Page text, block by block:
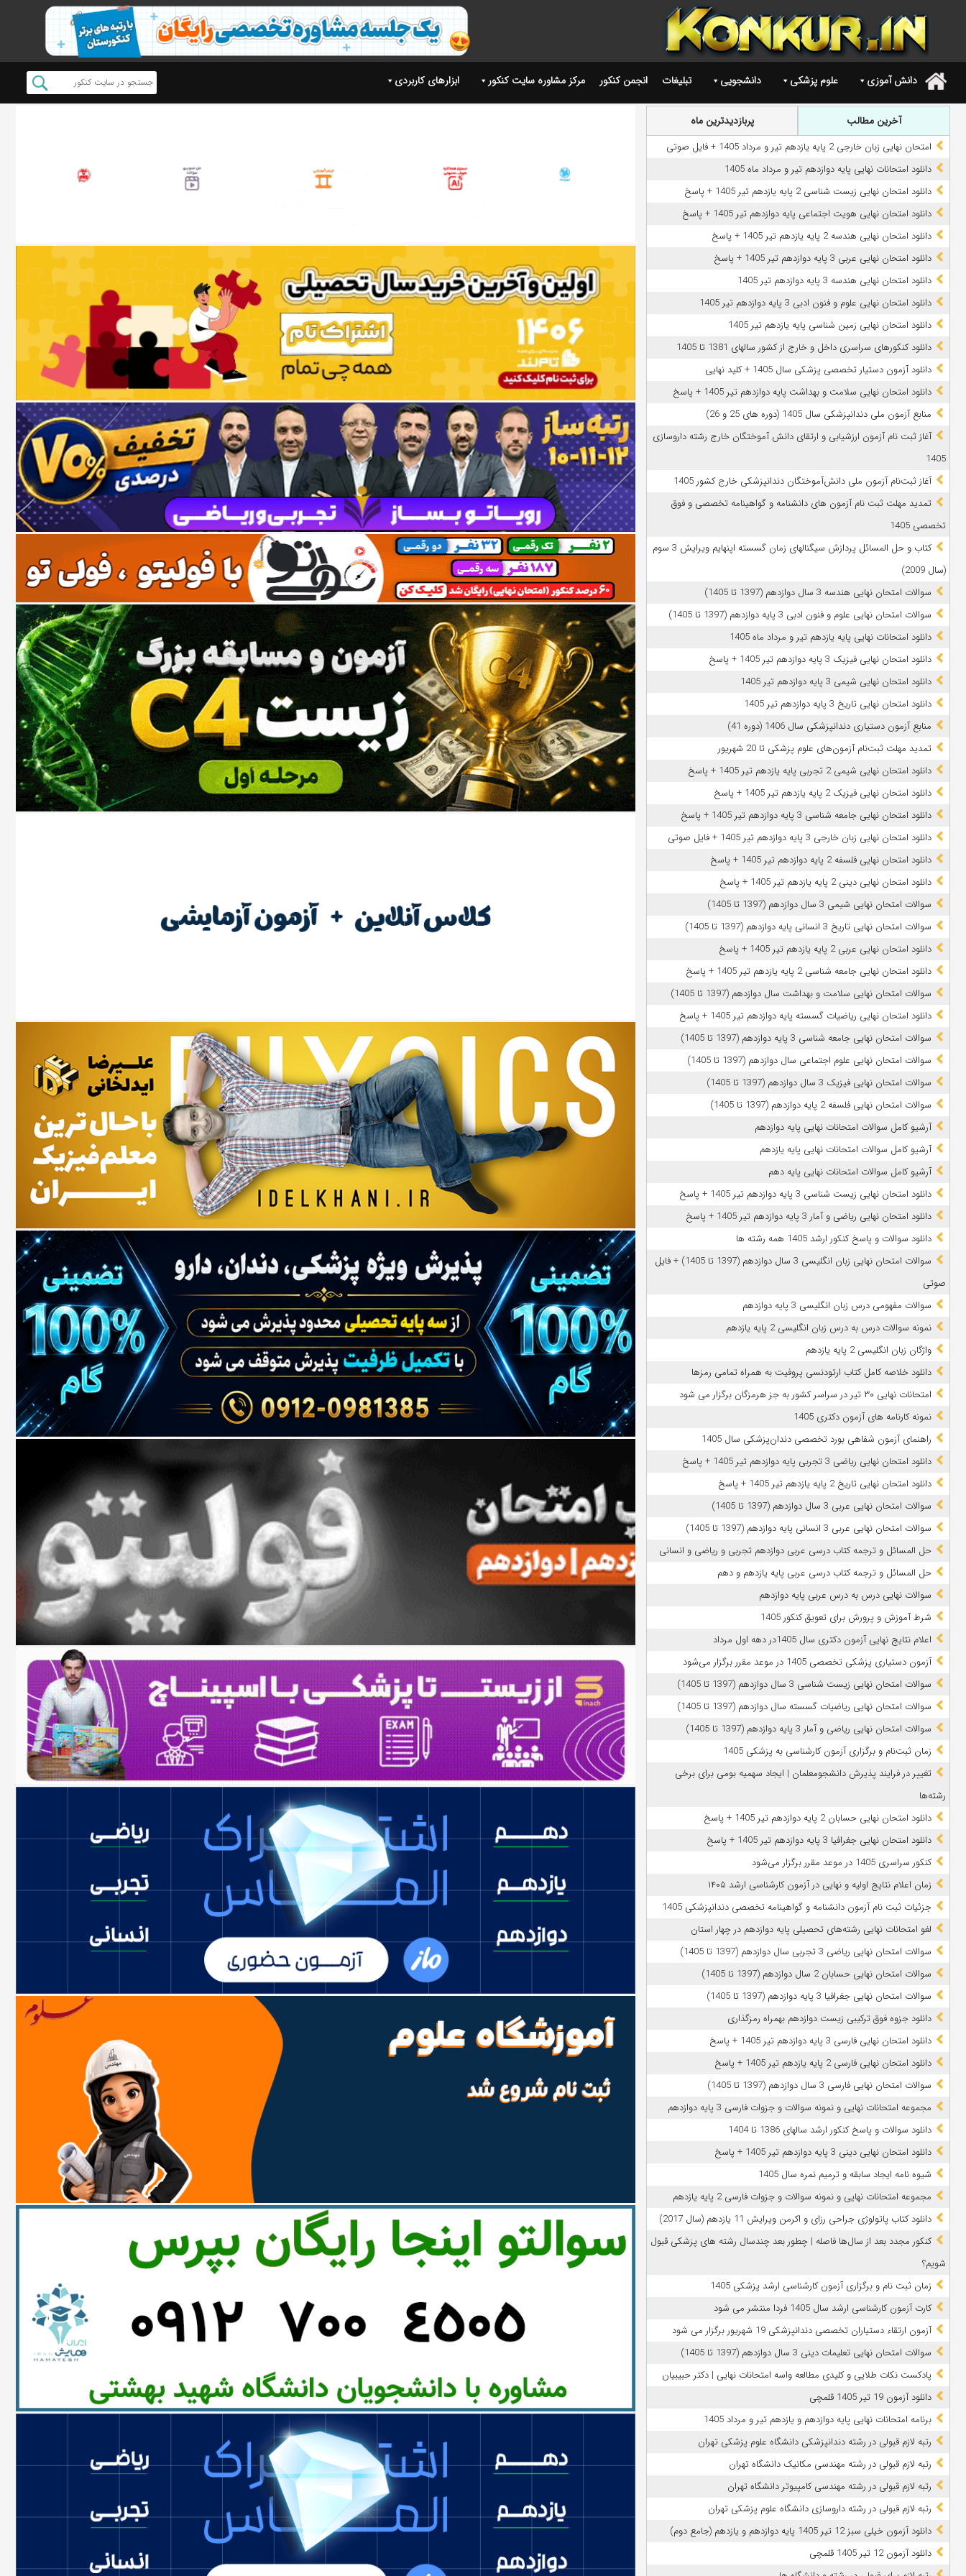
. دانش آموزی علوم پزشکی دانشجویی تبلیغات انجمن کنکور مرکز مشاوره سایت کنکور ابزارهای کاربردی
آخرین مطالب پربازدیدترین ماه
امتحان نهایی زبان خارجی 2 پایه یازدهم تیر و مرداد 1405 + فایل صوتی
دانلود امتحانات نهایی پایه دوازدهم تیر و مرداد ماه 1405
دانلود امتحان نهایی زیست شناسی 2 پایه یازدهم تیر 1405 + پاسخ
دانلود امتحان نهایی هویت اجتماعی پایه دوازدهم تیر 1405 + پاسخ
دانلود امتحان نهایی هندسه 2 پایه یازدهم تیر 1405 + پاسخ
دانلود امتحان نهایی عربی 3 پایه دوازدهم تیر 1405 + پاسخ
دانلود امتحان نهایی هندسه 3 پایه دوازدهم تیر 1405
دانلود امتحان نهایی علوم و فنون ادبی 3 پایه دوازدهم تیر 1405
دانلود امتحان نهایی زمین شناسی پایه یازدهم تیر 1405
دانلود کنکورهای سراسری داخل و خارج از کشور سالهای 1381 تا 1405
دانلود آزمون دستیار تخصصی پزشکی سال 1405 + کلید نهایی
دانلود امتحان نهایی سلامت و بهداشت پایه دوازدهم تیر 1405 + پاسخ
ﻣﻨﺎﺑﻊ آزﻣﻮن ﻣﻠﯽ دندانپزشکی سال 1405 (دوره های 25 و 26)
آغاز ثبت نام آزمون‌ ارزشیابی و ارتقای دانش آموختگان خارج رشته داروسازی
1405
آغاز ثبت‌نام آزمون ملی دانش‌آموختگان دندانپزشکی خارج کشور 1405
تمدید مهلت ثبت نام آزمون های دانشنامه و گواهینامه تخصصی و فوق
تخصصی 1405
کتاب و حل المسائل پردازش سیگنالهای زمان گسسته اپنهایم ویرایش 3 سوم
(سال 2009)
سوالات امتحان نهایی هندسه 3 سال دوازدهم (1397 تا 1405)
سوالات امتحان نهایی علوم و فنون ادبی 3 پایه دوازدهم (1397 تا 1405)
دانلود امتحانات نهایی پایه یازدهم تیر و مرداد ماه 1405
دانلود امتحان نهایی فیزیک 3 پایه دوازدهم تیر 1405 + پاسخ
دانلود امتحان نهایی شیمی 3 پایه دوازدهم تیر 1405
دانلود امتحان نهایی تاریخ 3 پایه دوازدهم تیر 1405
منابع آزمون دستیاری دندانپزشکی سال 1406 (دوره 41)
تمدید مهلت ثبت‌نام آزمون‌های علوم پزشکی تا 20 شهریور
دانلود امتحان نهایی شیمی 2 تجربی پایه یازدهم تیر 1405 + پاسخ
دانلود امتحان نهایی فیزیک 2 پایه یازدهم تیر 1405 + پاسخ
دانلود امتحان نهایی جامعه شناسی 3 پایه دوازدهم تیر 1405 + پاسخ
دانلود امتحان نهایی زبان خارجی 3 پایه دوازدهم تیر 1405 + فایل صوتی
دانلود امتحان نهایی فلسفه 2 پایه دوازدهم تیر 1405 + پاسخ
دانلود امتحان نهایی دینی 2 پایه یازدهم تیر 1405 + پاسخ
سوالات امتحان نهایی شیمی 3 سال دوازدهم (1397 تا 1405)
سوالات امتحان نهایی تاریخ 3 انسانی پایه دوازدهم (1397 تا 1405)
دانلود امتحان نهایی عربی 2 پایه یازدهم تیر 1405 + پاسخ
دانلود امتحان نهایی جامعه شناسی 2 پایه یازدهم تیر 1405 + پاسخ
سوالات امتحان نهایی سلامت و بهداشت سال دوازدهم (1397 تا 1405)
دانلود امتحان نهایی ریاضیات گسسته پایه دوازدهم تیر 1405 + پاسخ
سوالات امتحان نهایی جامعه شناسی 3 پایه دوازدهم (1397 تا 1405)
سوالات امتحان نهایی علوم اجتماعی سال دوازدهم (1397 تا 1405)
سوالات امتحان نهایی فیزیک 3 سال دوازدهم (1397 تا 1405)
سوالات امتحان نهایی فلسفه 2 پایه دوازدهم (1397 تا 1405)
آرشیو کامل سوالات امتحانات نهایی پایه دوازدهم
آرشیو کامل سوالات امتحانات نهایی پایه یازدهم
آرشیو کامل سوالات امتحانات نهایی پایه دهم
دانلود امتحان نهایی زیست شناسی 3 پایه دوازدهم تیر 1405 + پاسخ
دانلود امتحان نهایی ریاضی و آمار 3 پایه دوازدهم تیر 1405 + پاسخ
دانلود سوالات و پاسخ کنکور ارشد 1405 همه رشته ها
سوالات امتحان نهایی زبان انگلیسی 3 سال دوازدهم (1397 تا 1405) + فایل
صوتی
سوالات مفهومی درس زبان انگلیسی 3 پایه دوازدهم
نمونه سوالات درس به درس زبان انگلیسی 2 پایه یازدهم
واژگان زبان انگلیسی 2 پایه یازدهم
دانلود خلاصه کامل کتاب ارتودنسی پروفیت به همراه تمامی رمزها
امتحانات نهایی ۳۰ تیر در سراسر کشور به جز هرمزگان برگزار می شود
نمونه کارنامه های آزمون دکتری 1405
راهنمای آزمون شفاهی بورد تخصصی دندان‌پزشکی سال 1405
دانلود امتحان نهایی ریاضی 3 تجربی پایه دوازدهم تیر 1405 + پاسخ
دانلود امتحان نهایی تاریخ 2 پایه یازدهم تیر 1405 + پاسخ
سوالات امتحان نهایی عربی 3 سال دوازدهم (1397 تا 1405)
سوالات امتحان نهایی عربی 3 انسانی پایه دوازدهم (1397 تا 1405)
حل المسائل و ترجمه کتاب درسی عربی دوازدهم تجربی و ریاضی و انسانی
حل المسائل و ترجمه کتاب درسی عربی پایه یازدهم و دهم
سوالات نهایی درس به درس عربی پایه دوازدهم
شرط آموزش و پرورش برای تعویق کنکور 1405
اعلام نتایج نهایی آزمون دکتری سال 1405در دهه اول مرداد
آزمون دستیاری پزشکی تخصصی 1405 در موعد مقرر برگزار می‌شود
سوالات امتحان نهایی زیست شناسی 3 سال دوازدهم (1397 تا 1405)
سوالات امتحان نهایی ریاضیات گسسته سال دوازدهم (1397 تا 1405)
سوالات امتحان نهایی ریاضی و آمار 3 پایه دوازدهم (1397 تا 1405)
زمان ثبت‌نام و برگزاری آزمون کارشناسی به پزشکی 1405
تغییر در فرایند پذیرش دانشجومعلمان | ایجاد سهمیه بومی برای برخی
رشته‌ها
دانلود امتحان نهایی حسابان 2 پایه دوازدهم تیر 1405 + پاسخ
دانلود امتحان نهایی جغرافیا 3 پایه دوازدهم تیر 1405 + پاسخ
کنکور سراسری 1405 در موعد مقرر برگزار می‌شود
زمان اعلام نتایج اولیه و نهایی در آزمون کارشناسی ارشد ۱۴۰۵
جزئیات ثبت نام آزمون دانشنامه و گواهینامه تخصصی دندانپزشکی 1405
لغو امتحانات نهایی رشته‌های تحصیلی پایه دوازدهم در چهار استان
سوالات امتحان نهایی ریاضی 3 تجربی سال دوازدهم (1397 تا 1405)
سوالات امتحان نهایی حسابان 2 سال دوازدهم (1397 تا 1405)
سوالات امتحان نهایی جغرافیا 3 پایه دوازدهم (1397 تا 1405)
دانلود جزوه فوق ترکیبی زیست دوازدهم بهمراه رمزگذاری
دانلود امتحان نهایی فارسی 3 پایه دوازدهم تیر 1405 + پاسخ
دانلود امتحان نهایی فارسی 2 پایه یازدهم تیر 1405 + پاسخ
سوالات امتحان نهایی فارسی 3 سال دوازدهم (1397 تا 1405)
مجموعه امتحانات نهایی و نمونه سوالات و جزوات فارسی 3 پایه دوازدهم
دانلود سوالات و پاسخ کنکور ارشد سالهای 1386 تا 1404
دانلود امتحان نهایی دینی 3 پایه دوازدهم تیر 1405 + پاسخ
شیوه نامه ایجاد سابقه و ترمیم نمره سال 1405
مجموعه امتحانات نهایی و نمونه سوالات و جزوات فارسی 2 پایه یازدهم
دانلود کتاب پاتولوژی جراحی رزای و اکرمن ویرایش 11 یازدهم (سال 2017)
کنکور مجدد بعد از سال‌ها فاصله | چطور بعد چندسال رشته‌ های پزشکی قبول
شویم؟
زمان ثبت نام و برگزاری آزمون کارشناسی ارشد پزشکی 1405
کارت آزمون کارشناسی ارشد سال 1405 فردا منتشر می شود
آزمون ارتقاء دستیاران تخصصی دندانپزشکی 19 شهریور برگزار می شود
سوالات امتحان نهایی تعلیمات دینی 3 سال دوازدهم (1397 تا 1405)
پادکست نکات طلایی و کلیدی مطالعه واسه امتحانات نهایی | دکتر حبیبیان
دانلود آزمون 19 تیر 1405 قلمچی
برنامه امتحانات نهایی پایه دوازدهم و یازدهم تیر و مرداد 1405
رتبه لازم قبولی در رشته دندانپزشکی دانشگاه علوم پزشکی تهران
رتبه لازم قبولی در رشته مهندسی مکانیک دانشگاه تهران
رتبه لازم قبولی در رشته مهندسی کامپیوتر دانشگاه تهران
رتبه لازم قبولی در رشته داروسازی دانشگاه علوم پزشکی تهران
دانلود آزمون خیلی سبز 12 تیر 1405 پایه دوازدهم و یازدهم (جامع دوم)
دانلود آزمون 12 تیر 1405 قلمچی